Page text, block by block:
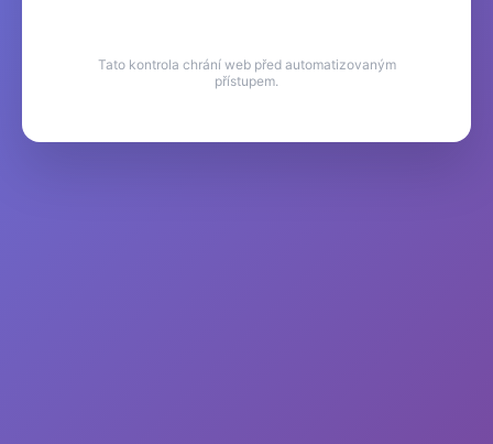
Tato kontrola chrání web před automatizovaným
přístupem.